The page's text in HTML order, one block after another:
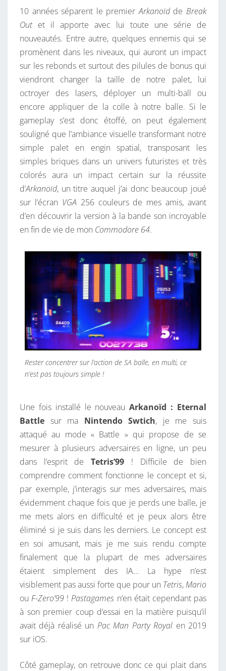
10 années séparent le premierArkanoïddeBreak
Outet il apporte avec lui toute une série de
nouveautés. Entre autre, quelques ennemis qui se
promènent dans les niveaux, qui auront un impact
sur les rebonds et surtout des pilules de bonus qui
viendront changer la taille de notre palet, lui
octroyer des lasers, déployer un multi-ball ou
encore appliquer de la colle à notre balle. Si le
gameplay s’est donc étoffé, on peut également
souligné que l’ambiance visuelle transformant notre
simple palet en engin spatial, transposant les
simples briques dans un univers futuristes et très
colorés aura un impact certain sur la réussite
d’Arkanoïd, un titre auquel j’ai donc beaucoup joué
sur l’écran VGA 256 couleurs de mes amis, avant
d’en découvrir la version à la bande son incroyable
en fin de vie de mon Commodore 64.
Rester concentrer sur l’action de SA balle, en multi, ce
n’est pas toujours simple !
Une fois installé le nouveauArkanoïd : Eternal
Battle sur ma Nintendo Swtich, je me suis
attaqué au mode « Battle » qui propose de se
mesurer à plusieurs adversaires en ligne, un peu
dans l’esprit deTetris’99 ! Difficile de bien
comprendre comment fonctionne le concept et si,
par exemple, j’interagis sur mes adversaires, mais
évidemment chaque fois que je perds une balle, je
me mets alors en difficulté et je peux alors être
éliminé si je suis dans les derniers. Le concept est
en soi amusant, mais je me suis rendu compte
finalement que la plupart de mes adversaires
étaient simplement des IA… La hype n’est
visiblement pas aussi forte que pour un Tetris,Mario
ouF-Zero’99 !Pastagames n’en était cependant pas
à son premier coup d’essai en la matière puisqu’il
avait déjà réalisé un Pac Man Party Royal en 2019
sur iOS.
Côté gameplay, on retrouve donc ce qui plait dans